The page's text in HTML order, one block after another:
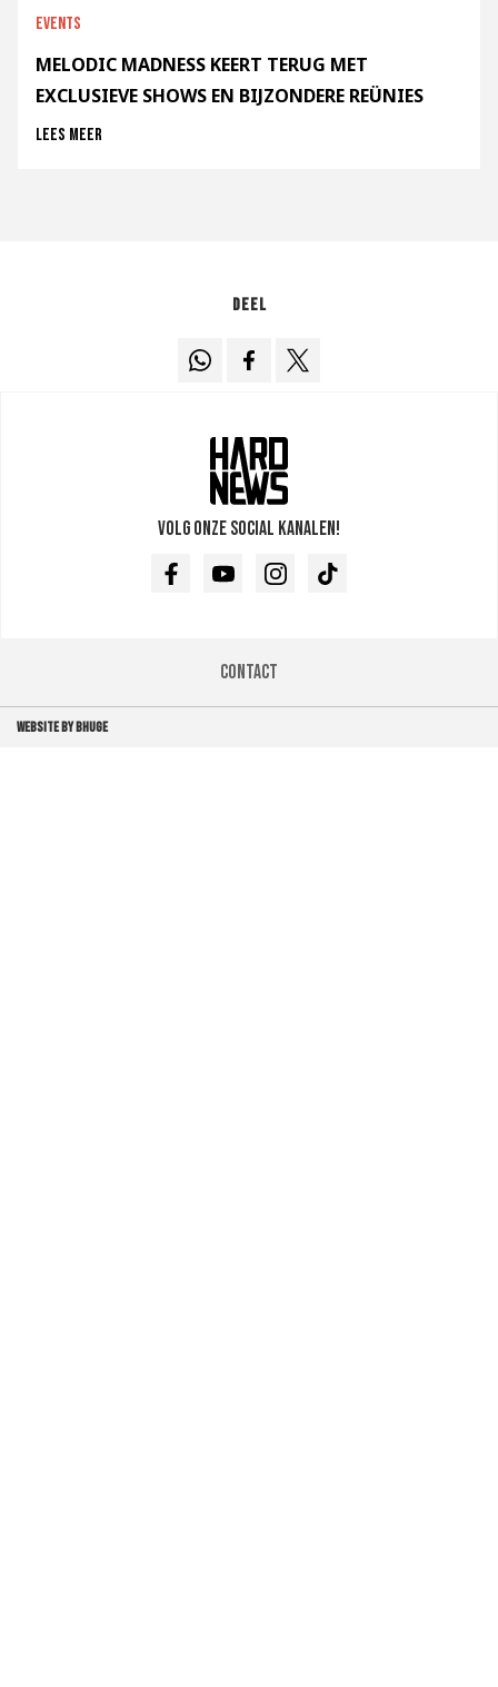
Events
MELODIC MADNESS KEERT TERUG MET
EXCLUSIEVE SHOWS EN BIJZONDERE REÜNIES
Lees meer
Deel
Volg onze social kanalen!
FacebookYoutubeInstagramTikTok
Contact
WEBSITE BY BHUGE